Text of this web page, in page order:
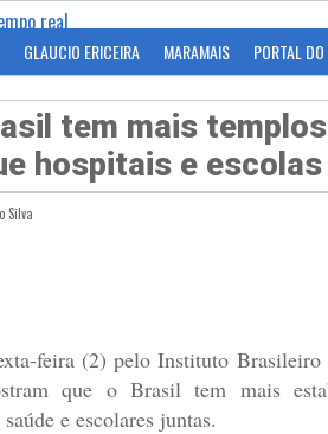
GLAUCIO ERICEIRA MARAMAIS PORTAL
tem mais templos
hospitais e
Silva
feira (2) pelo Instituto Brasileiro
que o Brasil tem mais
e escolares juntas.